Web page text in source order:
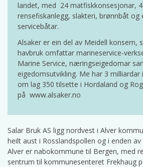
landet, med 24 matfiskkonsesjonar,
rensefiskanlegg, slakteri, brønnbåt og
servicebåtar.
Alsaker er ein del av Meidell konsern,
havbruk omfattar marineservice-
Marine Service, næringseigedomar
eigedomsutvikling. Me har 3
om lag 350 tilsette i Hordaland og
på www.alsaker.no
Salar Bruk AS ligg nordvest i Alver
heilt aust i Rosslandspollen og i enden av
Alver er nabokommune til Bergen, med
sentrum til kommunesenteret Frekhaug